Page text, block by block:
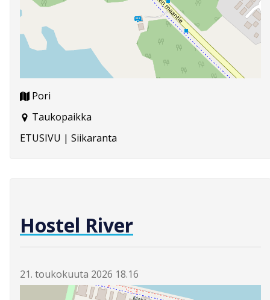
Pori
Taukopaikka
ETUSIVU | Siikaranta
Hostel River
21. toukokuuta 2026 18.16